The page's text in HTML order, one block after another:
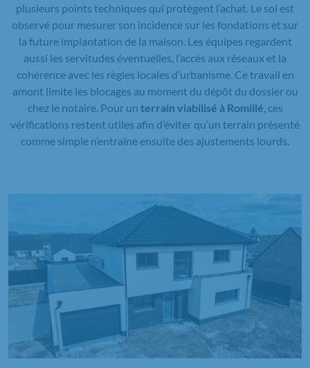
plusieurs points techniques qui protègent l’achat. Le sol est
observé pour mesurer son incidence sur les fondations et sur
la future implantation de la maison. Les équipes regardent
aussi les servitudes éventuelles, l’accès aux réseaux et la
cohérence avec les règles locales d’urbanisme. Ce travail en
amont limite les blocages au moment du dépôt du dossier ou
chez le notaire. Pour un terrain viabilisé à Romillé, ces
vérifications restent utiles afin d’éviter qu’un terrain présenté
comme simple n’entraîne ensuite des ajustements lourds.